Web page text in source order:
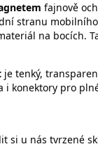
fajnově
stranu
na bocích.
je tenký,
konektory pro
si u nás tvrzené